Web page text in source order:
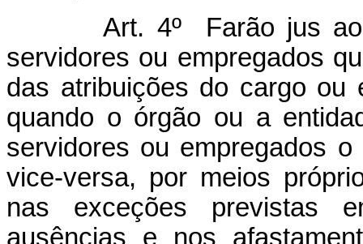
Art. 4º Farão jus ao
servidores ou empregados
das atribuições do cargo ou
quando o órgão ou a
servidores ou empregados
vice-versa, por meios
nas exceções previstas
ausências e nos